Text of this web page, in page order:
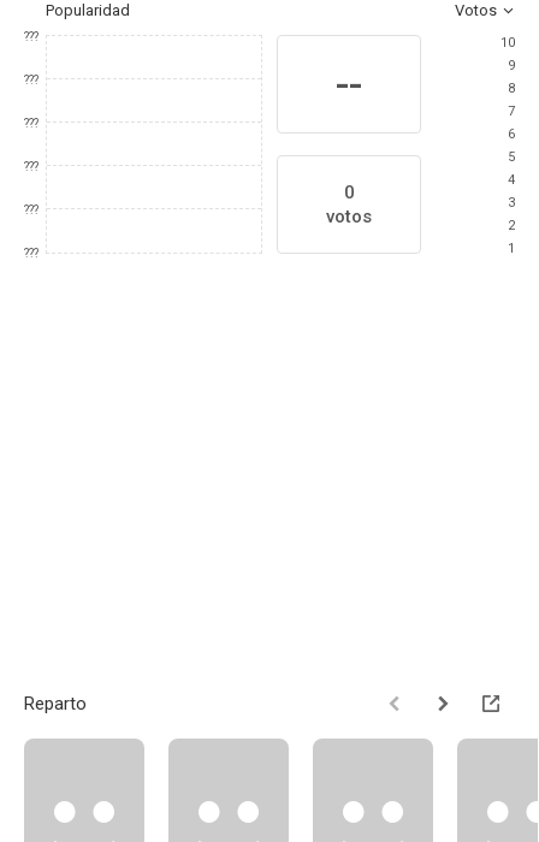
Popularidad Votos
???
???
???
???
???
???
--
0
votos
10
9
8
7
6
5
4
3
2
1
Reparto